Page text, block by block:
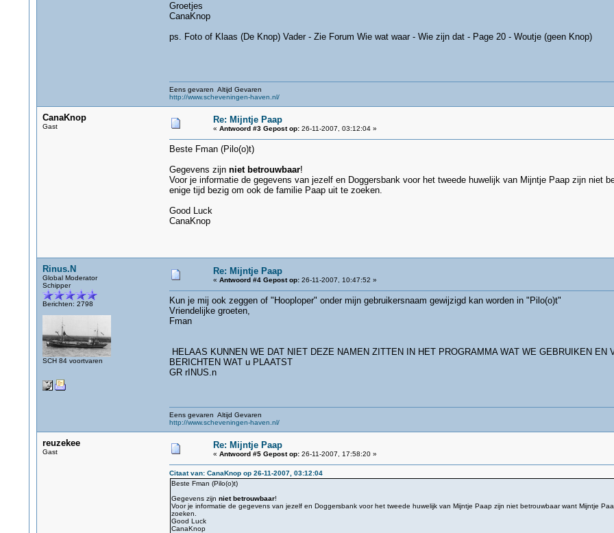
Groetjes
CanaKnop
ps. Foto of Klaas (De Knop) Vader - Zie Forum Wie wat waar - Wie zijn dat - Page 20 - Woutje (geen Knop)
Eens gevaren Altijd Gevaren
http://www.scheveningen-haven.nl/
CanaKnop
Gast
Re: Mijntje Paap
« Antwoord #3 Gepost op:26-11-2007, 03:12:04 »
Beste Fman (Pilo(o)t)
Gegevens zijn niet betrouwbaar!
Voor je informatie de gegevens van jezelf en Doggersbank voor het tweede huwelijk van Mijntje Paap zijn niet
enige tijd bezig om ook de familie Paap uit te zoeken.
Good Luck
CanaKnop
Rinus.N
Global Moderator
Schipper
Berichten: 2798
SCH 84 voortvaren
Re: Mijntje Paap
« Antwoord #4 Gepost op:26-11-2007, 10:47:52 »
Kun je mij ook zeggen of "Hooploper" onder mijn gebruikersnaam gewijzigd kan worden in "Pilo(o)t"
Vriendelijke groeten,
Fman
HELAAS KUNNEN WE DAT NIET DEZE NAMEN ZITTEN IN HET PROGRAMMA WAT WE GEBRUIKEN EN
BERICHTEN WAT u PLAATST
GR rINUS.n
Eens gevaren Altijd Gevaren
http://www.scheveningen-haven.nl/
reuzekee
Gast
Re: Mijntje Paap
« Antwoord #5 Gepost op:26-11-2007, 17:58:20 »
Citaat van: CanaKnop op 26-11-2007, 03:12:04
Beste Fman (Pilo(o)t)
Gegevens zijn niet betrouwbaar!
Voor je informatie de gegevens van jezelf en Doggersbank voor het tweede huwelijk van Mijntje Paap zijn niet betrouwbaar want Mijntje
zoeken.
Good Luck
CanaKnop